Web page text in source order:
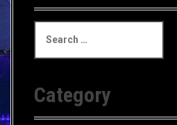
a
c
h
f
Category